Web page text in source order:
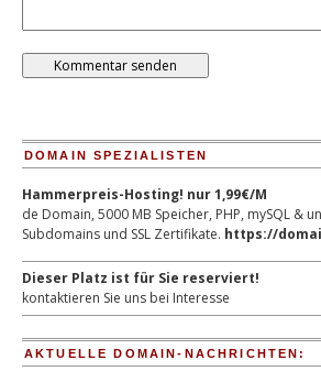
DOMAIN SPEZIALISTEN
Hammerpreis-Hosting! nur 1,99€/M
de Domain, 5000 MB Speicher, PHP, mySQL &
Subdomains und SSL Zertifikate. https://
Dieser Platz ist für Sie reserviert!
kontaktieren Sie uns bei Interesse
AKTUELLE DOMAIN-NACHRICHTEN: